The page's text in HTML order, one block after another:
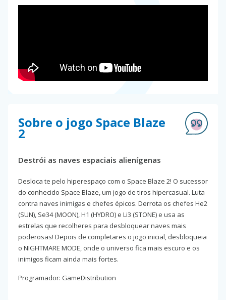
Sobre o jogo Space Blaze
2
Destrói as naves espaciais alienígenas
Desloca te pelo hiperespaço com o Space Blaze 2! O sucessor
do conhecido Space Blaze, um jogo de tiros hipercasual. Luta
contra naves inimigas e chefes épicos. Derrota os chefes He2
(SUN), Se34 (MOON), H1 (HYDRO) e Li3 (STONE) e usa as
estrelas que recolheres para desbloquear naves mais
poderosas! Depois de completares o jogo inicial, desbloqueia
o NIGHTMARE MODE, onde o universo fica mais escuro e os
inimigos ficam ainda mais fortes.
Programador: GameDistribution